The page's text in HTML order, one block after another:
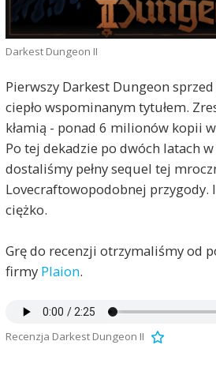
Darkest Dungeon II
Pierwszy Darkest Dungeon
ciepło wspominanym tytułem.
kłamią - ponad 6 milionów kopii
Po tej dekadzie po dwóch latach
dostaliśmy pełny sequel tej
Lovecraftowopodobnej przygody.
ciężko.
Grę do recenzji otrzymaliśmy od
firmy Plaion.
Recenzja Darkest Dungeon II